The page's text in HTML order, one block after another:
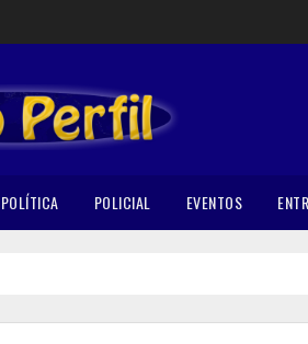
POLÍTICA POLICIAL EVENTOS